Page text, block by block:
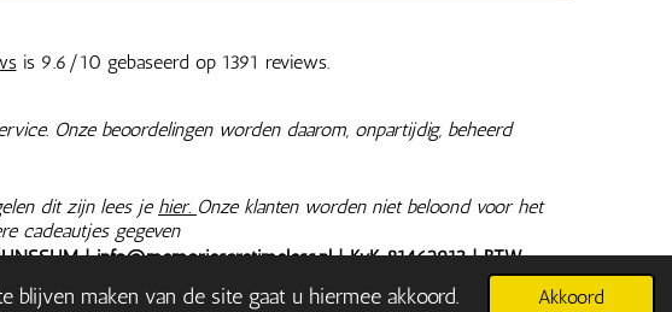
maken van de site gaat u hiermee akkoord. Akkoord
is 9.6/10 gebaseerd op 1391 reviews.
Onze beoordelingen worden daarom, onpartijdig, beheerd
dit zijn lees je hier. Onze klanten worden niet beloond voor het
cadeautjes gegeven
|info@memoriesaretimeless.nl| KvK 81462913 | BTW
Onze prijzen zijn inclusief 9% of 21% BTW, tenzij anders aangegeven.